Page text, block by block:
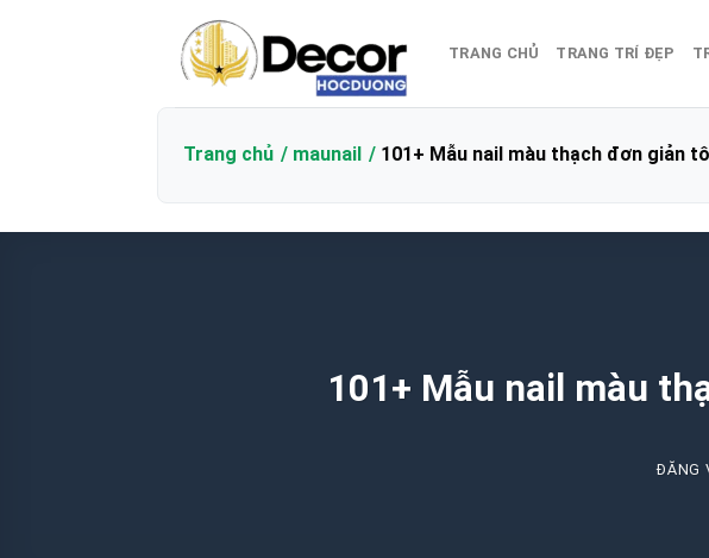
TRANG CHỦ TRANG TRÍ ĐẸP
Trang chủ maunail 101+ Mẫu nail màu thạch đơn giản
101+ Mẫu nail màu
ĐĂNG